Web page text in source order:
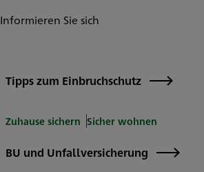
Informieren Sie sich
Tipps zum Einbruchschutz
Zuhause sichern Sicher wohnen
BU und Unfallversicherung